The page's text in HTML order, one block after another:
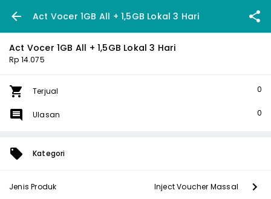
Act Vocer 1GB All + 1,5GB Lokal 3 Hari
Act Vocer 1GB All + 1,5GB Lokal 3 Hari
Rp 14.075
Terjual 0
Ulasan 0
Kategori
Jenis Produk Inject Voucher Massal